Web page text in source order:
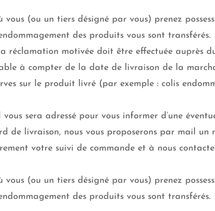
vous (ou un tiers désigné par vous) prenez
des produits vous sont transférés.
réclamation motivée doit être effectuée auprès
à compter de la date de livraison de la
sur le produit livré (par exemple : colis
sera adressé pour vous informer d’une
de livraison, nous vous proposerons par mail un
votre suivi de commande et à nous
vous (ou un tiers désigné par vous) prenez
des produits vous sont transférés.